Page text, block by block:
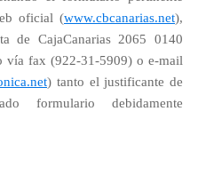
oficial (www.cbcanarias.net),
de CajaCanarias 2065 0140
vía fax (922-31-5909) o e-mail
) tanto el justificante de
formulario debidamente